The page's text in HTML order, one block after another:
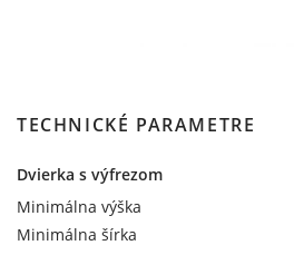
TECHNICKÉ PARAMETRE
Dvierka s výfrezom
Minimálna výška
Minimálna šírka